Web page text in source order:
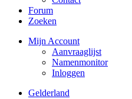
Forum
Zoeken
Mijn Account
Aanvraaglijst
Namenmonitor
Inloggen
Gelderland